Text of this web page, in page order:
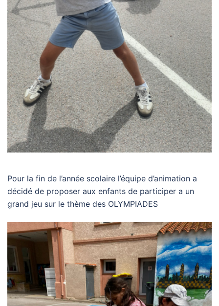
Pour la fin de l’année scolaire l’équipe d’animation a
décidé de proposer aux enfants de participer a un
grand jeu sur le thème des OLYMPIADES